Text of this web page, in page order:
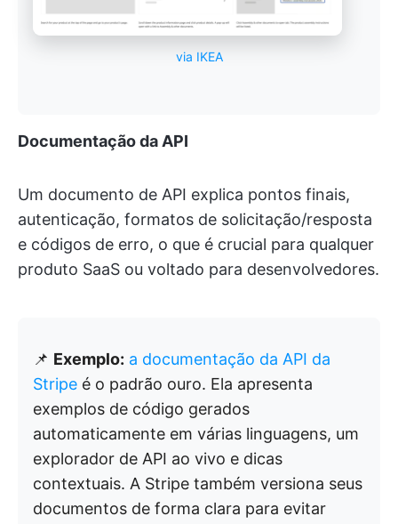
via IKEA
Documentação da API
Um documento de API explica pontos finais,
autenticação, formatos de solicitação/resposta
e códigos de erro, o que é crucial para qualquer
produto SaaS ou voltado para desenvolvedores.
📌 Exemplo: a documentação da API da
Stripe é o padrão ouro. Ela apresenta
exemplos de código gerados
automaticamente em várias linguagens, um
explorador de API ao vivo e dicas
contextuais. A Stripe também versiona seus
documentos de forma clara para evitar